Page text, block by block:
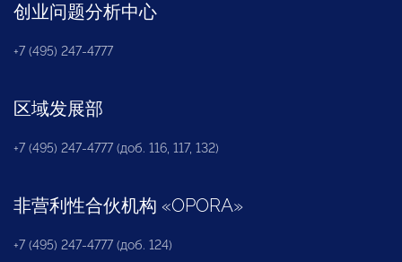
创业问题分析中心
+7 (495) 247-4777
区域发展部
+7 (495) 247-4777 (доб. 116, 117, 132)
非营利性合伙机构 «OPORA»
+7 (495) 247-4777 (доб. 124)